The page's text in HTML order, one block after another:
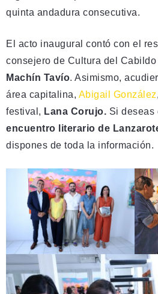
quinta andadura consecutiva.
El acto inaugural contó con el
consejero de Cultura del Cabildo
Machín Tavío. Asimismo,
área capitalina, Abigail González
festival, Lana Corujo. Si deseas
encuentro literario de
dispones de toda la información.